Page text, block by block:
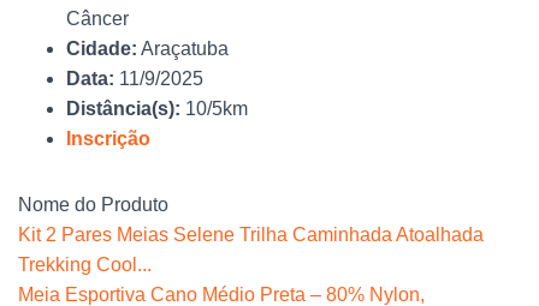
Câncer
Cidade: Araçatuba
Data: 11/9/2025
Distância(s): 10/5km
Inscrição
Nome do Produto
Kit 2 Pares Meias Selene Trilha Caminhada Atoalhada
Trekking Cool...
Meia Esportiva Cano Médio Preta – 80% Nylon,